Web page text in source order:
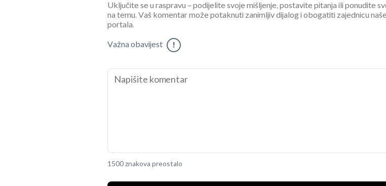
Uključite se u raspravu – podijelite svoje mišljenje, postavite pitanja ili ponudite
na temu. Vaš komentar može potaknuti zanimljiv dijalog i obogatiti zajednicu
portala.
Važna obavijest !
1500 znakova preostalo